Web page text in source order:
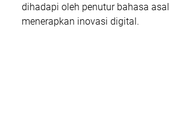
dihadapi oleh penutur bahasa
menerapkan inovasi digital.